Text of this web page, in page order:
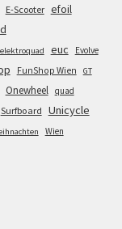
E-Scooter efoil
elektroquad euc
Evolve
FunShop Wien GT
Onewheel quad
Surfboard Unicycle
Wien